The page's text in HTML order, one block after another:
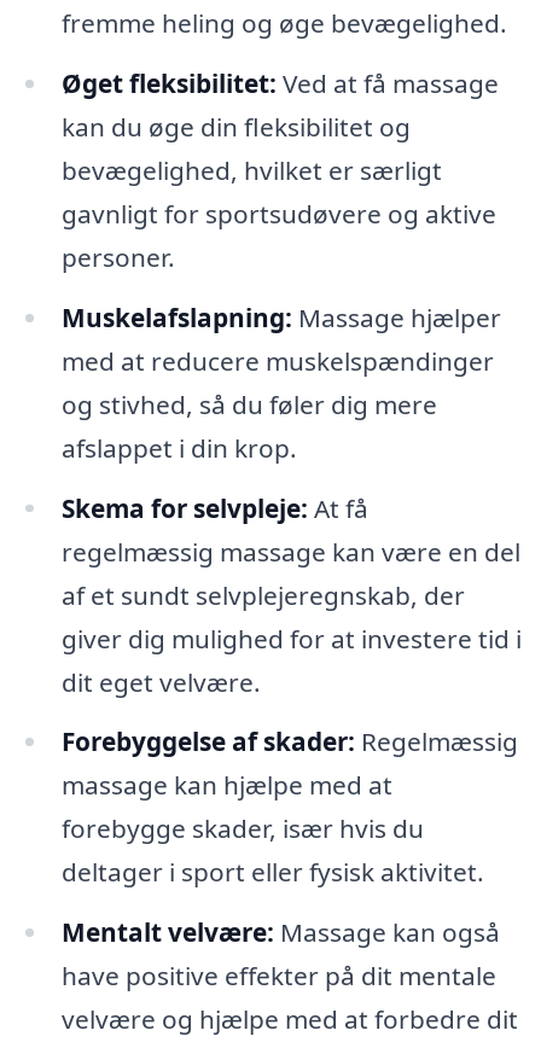
fremme heling og øge bevægelighed.
Øget fleksibilitet: Ved at få massage
kan du øge din fleksibilitet og
bevægelighed, hvilket er særligt
gavnligt for sportsudøvere og aktive
personer.
Muskelafslapning: Massage hjælper
med at reducere muskelspændinger
og stivhed, så du føler dig mere
afslappet i din krop.
Skema for selvpleje: At få
regelmæssig massage kan være en del
af et sundt selvplejeregnskab, der
giver dig mulighed for at investere tid i
dit eget velvære.
Forebyggelse af skader: Regelmæssig
massage kan hjælpe med at
forebygge skader, især hvis du
deltager i sport eller fysisk aktivitet.
Mentalt velvære: Massage kan også
have positive effekter på dit mentale
velvære og hjælpe med at forbedre dit